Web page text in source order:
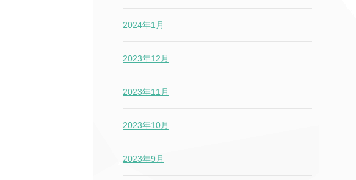
2024年1月
2023年12月
2023年11月
2023年10月
2023年9月